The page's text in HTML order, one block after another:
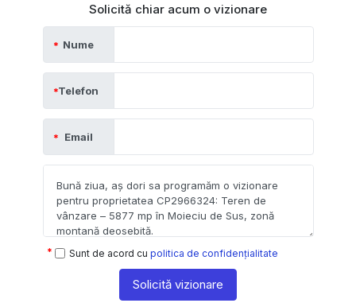
Solicită chiar acum o vizionare
Nume
Telefon
Email
Sunt de acord cu politica de confidențialitate
Solicită vizionare